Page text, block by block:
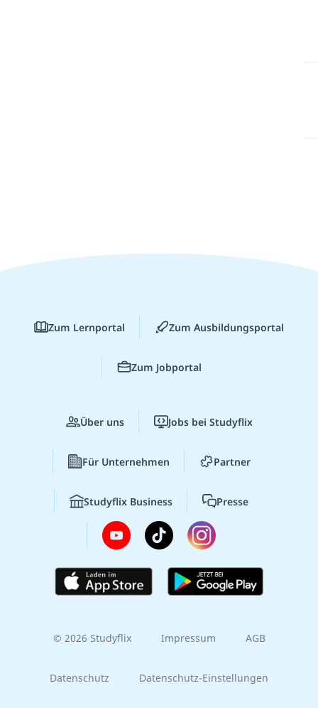
Zum Lernportal Zum Ausbildungsportal
Zum Jobportal
Über uns Jobs bei Studyflix
Für Unternehmen Partner
Studyflix Business Presse
© 2026 Studyflix Impressum AGB
Datenschutz Datenschutz-Einstellungen